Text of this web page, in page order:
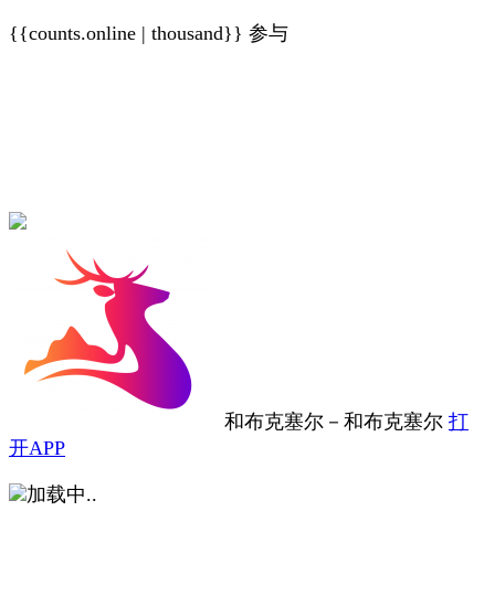
{{counts.online | thousand}} 参与
和布克塞尔 － 和布克塞尔 打
开APP
加载中..